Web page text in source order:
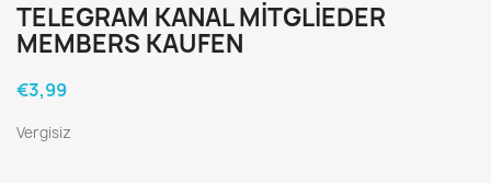
TELEGRAM KANAL MITGLIEDER
MEMBERS KAUFEN
€3,99
Vergisiz